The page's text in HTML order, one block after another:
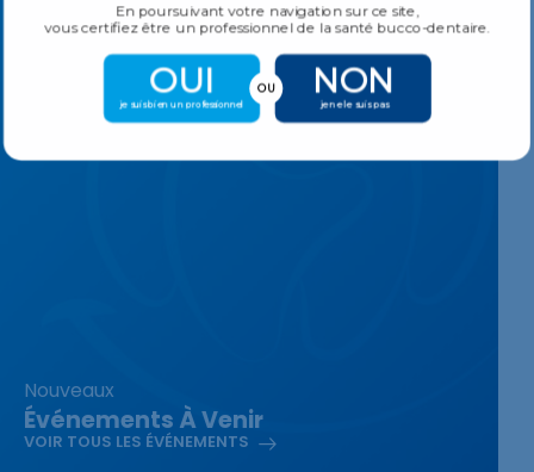
Nouveaux
Événements À Venir
VOIR TOUS LES ÉVÉNEMENTS
En poursuivant votre navigation sur ce site,
vous certifiez être un professionnel de la santé bucco-dentaire.
OUI
je suis bien un professionnel
NON
je ne le suis pas
OU